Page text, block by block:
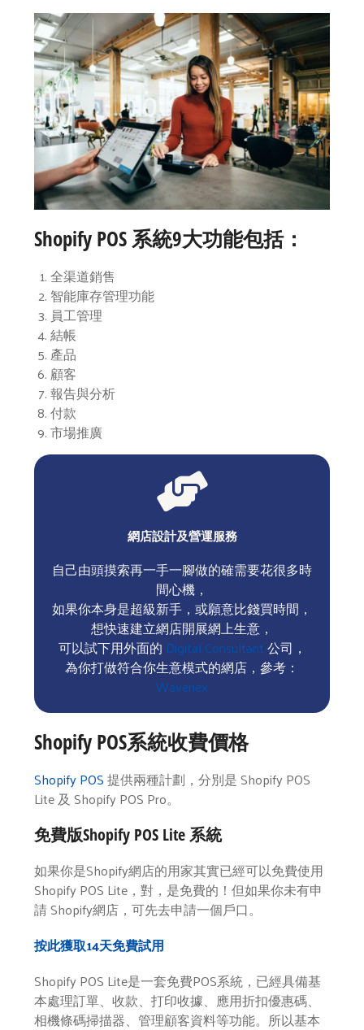
Shopify POS 系統9大功能包括：
全渠道銷售
智能庫存管理功能
員工管理
結帳
產品
顧客
報告與分析
付款
市場推廣
網店設計及營運服務
自己由頭摸索再一手一腳做的確需要花很多時
間心機，
如果你本身是超級新手，或願意比錢買時間，
想快速建立網店開展網上生意，
可以試下用外面的 Digital Consultant公司，
為你打做符合你生意模式的網店，參考：
Wavenex
Shopify POS系統收費價格
Shopify POS提供兩種計劃，分別是 Shopify POS
Lite 及 Shopify POS Pro。
免費版Shopify POS Lite 系統
如果你是Shopify網店的用家其實已經可以免費使用
Shopify POS Lite，對，是免費的！但如果你未有申
請 Shopify網店，可先去申請一個戶口。
按此獲取14天免費試用
Shopify POS Lite是一套免費POS系統，已經具備基
本處理訂單、收款、打印收據、應用折扣優惠碼、
相機條碼掃描器、管理顧客資料等功能。所以基本